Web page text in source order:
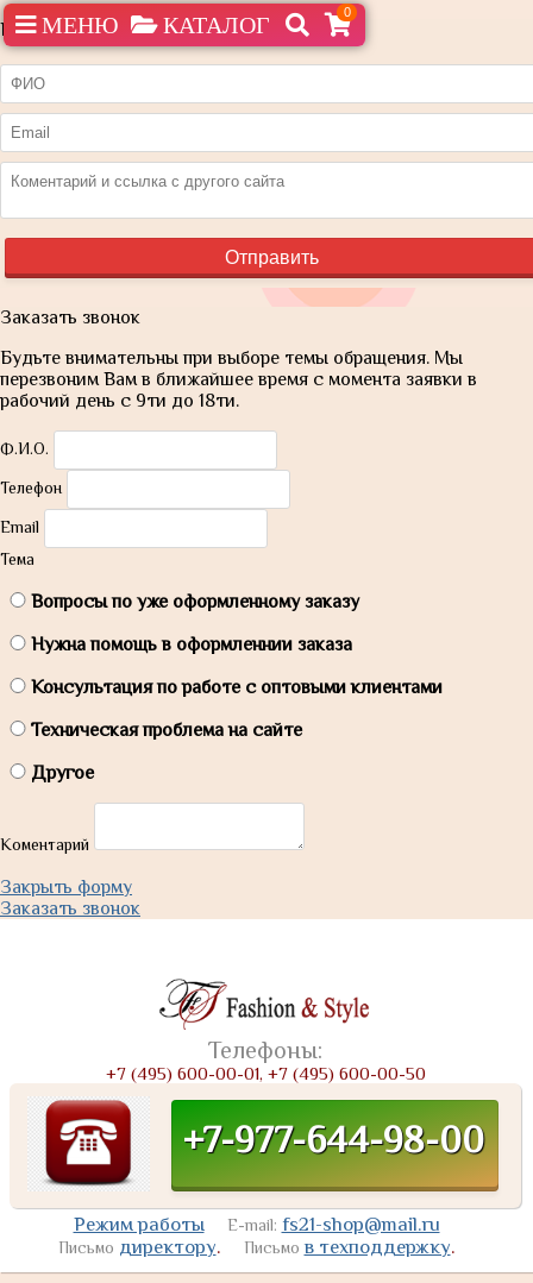
Нашли дешевле?
Заказать звонок
Будьте внимательны при выборе темы обращения. Мы
перезвоним Вам в ближайшее время с момента заявки в
рабочий день с 9ти до 18ти.
Ф.И.О.
Телефон
Email
Тема
Вопросы по уже оформленному заказу
Нужна помощь в оформленнии заказа
Консультация по работе с оптовыми клиентами
Техническая проблема на сайте
Другое
Коментарий
Закрыть форму
Заказать звонок
МЕНЮ КАТАЛОГ 0
Телефоны:
+7 (495) 600-00-01, +7 (495) 600-00-50
+7-977-644-98-00
Режим работы E-mail: fs21-shop@mail.ru
Письмо директору. Письмо в техподдержку.